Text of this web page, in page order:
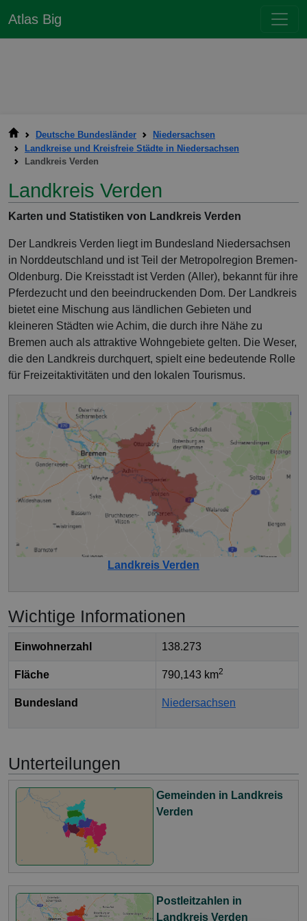
Atlas Big
Deutsche Bundesländer
Niedersachsen
Landkreise und Kreisfreie Städte in Niedersachsen
Landkreis Verden
Landkreis Verden
Karten und Statistiken von Landkreis Verden
Der Landkreis Verden liegt im Bundesland Niedersachsen
in Norddeutschland und ist Teil der Metropolregion Bremen-
Oldenburg. Die Kreisstadt ist Verden (Aller), bekannt für ihre
Pferdezucht und den beeindruckenden Dom. Der Landkreis
bietet eine Mischung aus ländlichen Gebieten und
kleineren Städten wie Achim, die durch ihre Nähe zu
Bremen auch als attraktive Wohngebiete gelten. Die Weser,
die den Landkreis durchquert, spielt eine bedeutende Rolle
für Freizeitaktivitäten und den lokalen Tourismus.
Landkreis Verden
Wichtige Informationen
Einwohnerzahl 138.273
Fläche 790,143 km2
Bundesland Niedersachsen
Unterteilungen
Gemeinden in Landkreis
Verden
Postleitzahlen in
Landkreis Verden